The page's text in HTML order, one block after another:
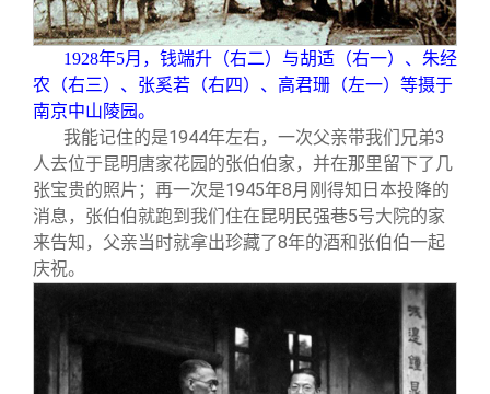
校友视界
理事会名单
联系我们
1928年5月，钱端升（右二）与胡适（右一）、朱经
农（右三）、张奚若（右四）、高君珊（左一）等摄于
南京中山陵园。
我能记住的是1944年左右，一次父亲带我们兄弟3
人去位于昆明唐家花园的张伯伯家，并在那里留下了几
张宝贵的照片；再一次是1945年8月刚得知日本投降的
消息，张伯伯就跑到我们住在昆明民强巷5号大院的家
来告知，父亲当时就拿出珍藏了8年的酒和张伯伯一起
庆祝。